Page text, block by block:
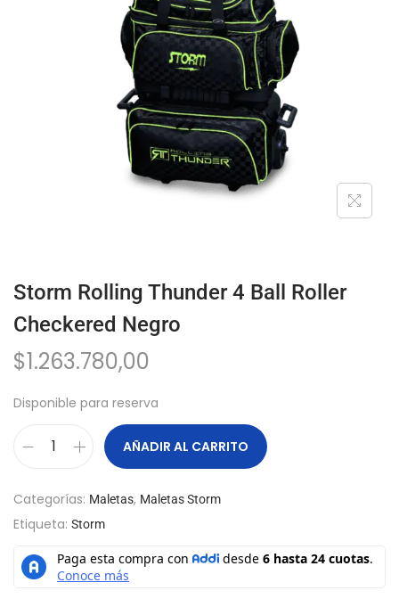
Storm Rolling Thunder 4 Ball Roller
Checkered Negro
$1.263.780,00
Disponible para reserva
AÑADIR AL CARRITO
Categorías: Maletas, Maletas Storm
Etiqueta: Storm